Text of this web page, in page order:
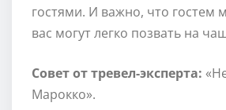
гостями. И важно, что гостем
вас могут легко позвать на
Совет от тревел-эксперта:
Марокко».